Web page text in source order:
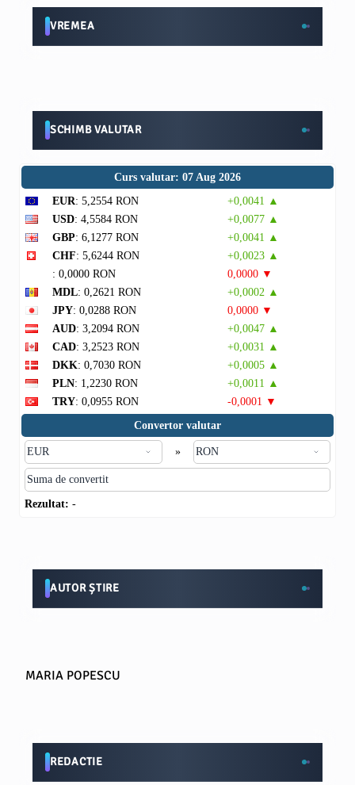
VREMEA
SCHIMB VALUTAR
Curs valutar: 07 Aug 2026
EUR: 5,2554 RON
+0,0041 ▲
USD: 4,5584 RON
+0,0077 ▲
GBP: 6,1277 RON
+0,0041 ▲
CHF: 5,6244 RON
+0,0023 ▲
: 0,0000 RON
0,0000 ▼
MDL: 0,2621 RON
+0,0002 ▲
JPY: 0,0288 RON
0,0000 ▼
AUD: 3,2094 RON
+0,0047 ▲
CAD: 3,2523 RON
+0,0031 ▲
DKK: 0,7030 RON
+0,0005 ▲
PLN: 1,2230 RON
+0,0011 ▲
TRY: 0,0955 RON
-0,0001 ▼
Convertor valutar
»
Rezultat: -
AUTOR ȘTIRE
MARIA POPESCU
REDACTIE